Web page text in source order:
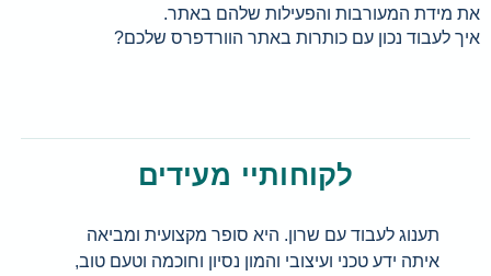
את מידת המעורבות והפעילות שלהם באתר.
איך לעבוד נכון עם כותרות באתר הוורדפרס שלכם?
לקוחותיי מעידים
תענוג לעבוד עם שרון. היא סופר מקצועית ומביאה
איתה ידע טכני ועיצובי והמון נסיון וחוכמה וטעם טוב,